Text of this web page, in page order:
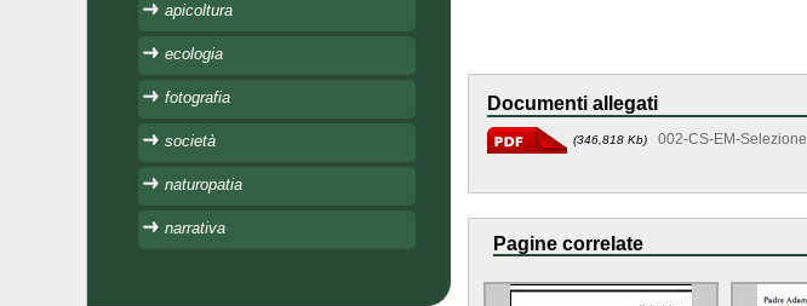
Documenti allegati
(346,818 Kb) 002-CS-EM-Selezione
Pagine correlate
apicoltura
ecologia
fotografia
società
naturopatia
narrativa